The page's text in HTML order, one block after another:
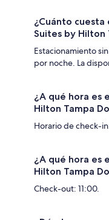
¿Cuánto
Suites by Hilton
Estacionamiento
por noche. La
¿A qué hora es
Hilton Tampa
Horario de check-
¿A qué hora es
Hilton Tampa
Check-out: 11:00.